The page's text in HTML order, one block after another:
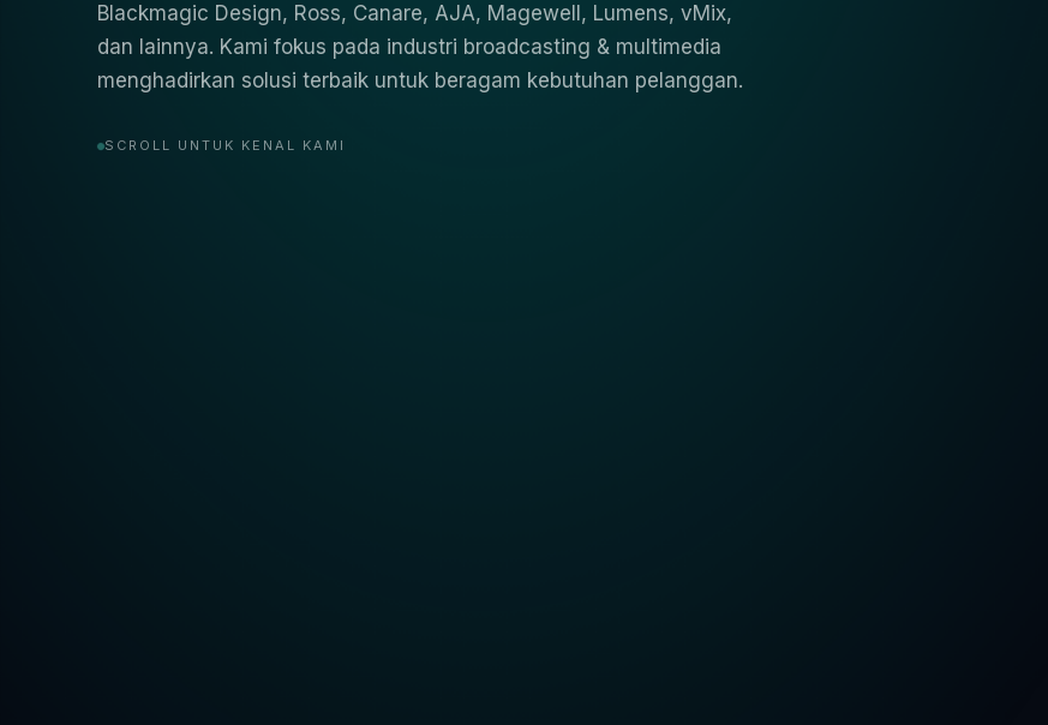
Blackmagic Design, Ross, Canare, AJA, Magewell, Lumens, vMix,
dan lainnya. Kami fokus pada industri broadcasting & multimedia
menghadirkan solusi terbaik untuk beragam kebutuhan pelanggan.
SCROLL UNTUK KENAL KAMI